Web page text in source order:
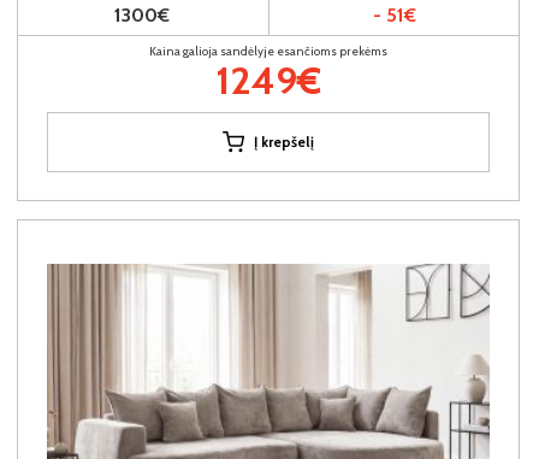
1300€ - 51€
Kaina galioja sandėlyje esančioms prekėms
1249€
Į krepšelį